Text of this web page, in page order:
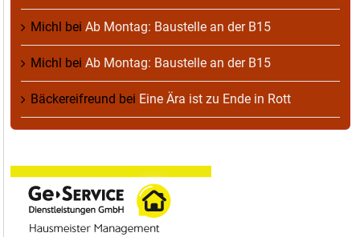
Michl bei Ab Montag: Baustelle an der B15
Michl bei Ab Montag: Baustelle an der B15
Bäckereifreund bei Eine Ära ist zu Ende in Rott